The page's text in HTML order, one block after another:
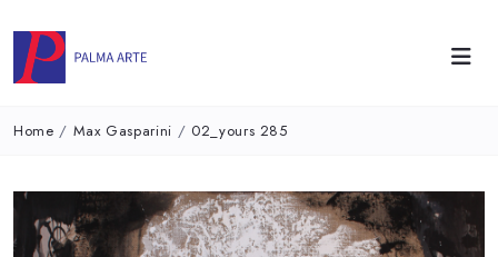
Home / Max Gasparini / 02_yours 285